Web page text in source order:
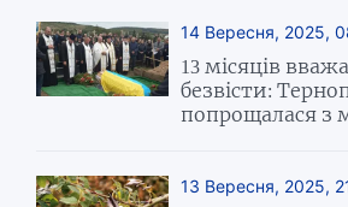
14 Вересня, 2025,
13 місяців
безвісти:
попрощалася з
13 Вересня, 2025,